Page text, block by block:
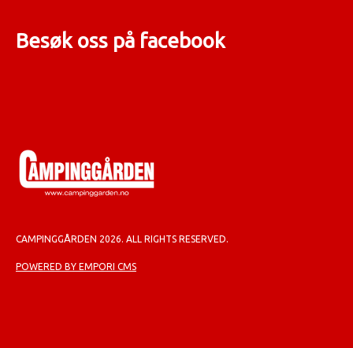
Besøk oss på facebook
CAMPINGGÅRDEN 2026. ALL RIGHTS RESERVED.
POWERED BY EMPORI CMS